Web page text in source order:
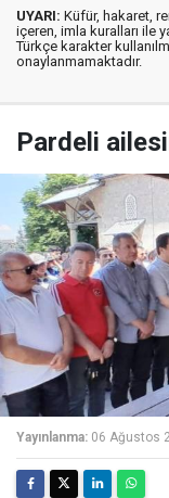
UYARI: Küfür, hakaret,
içeren, imla kuralları ile
Türkçe karakter
onaylanmamaktadır.
Pardeli
Yayınlanma: 06 Ağustos